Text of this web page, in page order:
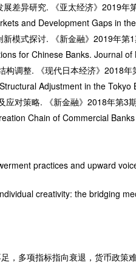
展差异研究. 《亚太经济》2019年
and Development Gaps in
模式探讨. 《新金融》2019年第
for Chinese Banks. Journal
构调整. 《现代日本经济》2018年
Adjustment in the
应对策略. 《新金融》2018年第3期
Chain of Commercial
practices and upward
creativity: the bridging
，多项指标指向衰退，货币政策